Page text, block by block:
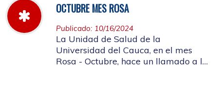
OCTUBRE MES ROSA
Publicado: 10/16/2024
La Unidad de Salud de la
Universidad del Cauca, en el mes
Rosa - Octubre, hace un llamado a la